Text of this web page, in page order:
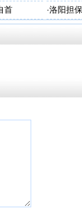
首 ·洛阳担